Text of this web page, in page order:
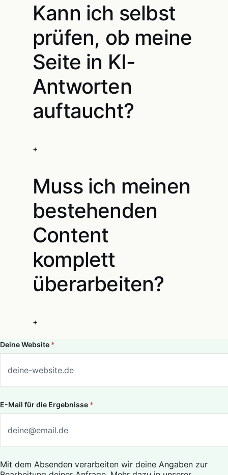
Kann ich selbst
prüfen, ob meine
Seite in KI-
Antworten
auftaucht?
+
Muss ich meinen
bestehenden
Content
komplett
überarbeiten?
+
Deine Website *
E-Mail für die Ergebnisse *
Mit dem Absenden verarbeiten wir deine Angaben zur